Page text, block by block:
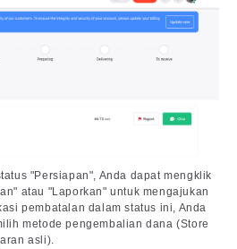
"Persiapan", Anda dapat mengklik
atau "Laporkan" untuk mengajukan
pembatalan dalam status ini, Anda
metode pengembalian dana (Store
asli).